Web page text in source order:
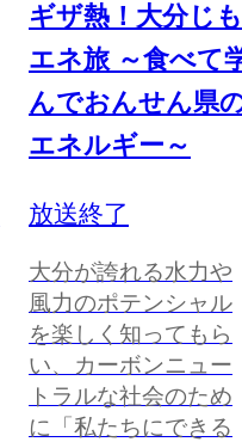
ギザ熱！大分じも
エネ旅 ～食べて
んでおんせん県
エネルギー～
放送終了
大分が誇れる水力や
風力のポテンシャル
を楽しく知ってもら
い、カーボンニュー
トラルな社会のため
に「私たちにできる